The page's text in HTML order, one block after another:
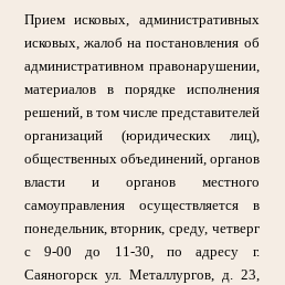
Прием исковых, административных
исковых, жалоб на постановления об
административном правонарушении,
материалов в порядке исполнения
решений, в том числе представителей
организаций (юридических лиц),
общественных объединений, органов
власти и органов местного
самоуправления осуществляется в
понедельник, вторник, среду, четверг
с 9-00 до 11-30, по адресу г.
Саяногорск ул. Металлургов, д. 23,